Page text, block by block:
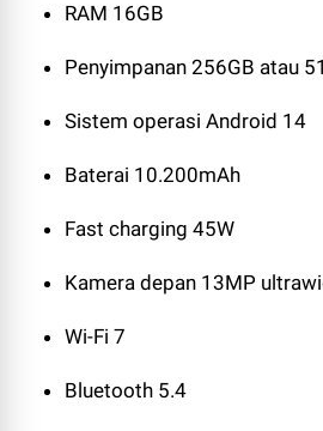
RAM 16GB
Penyimpanan 256GB atau
Sistem operasi Android 14
Baterai 10.200mAh
Fast charging 45W
Kamera depan 13MP
Wi-Fi 7
Bluetooth 5.4